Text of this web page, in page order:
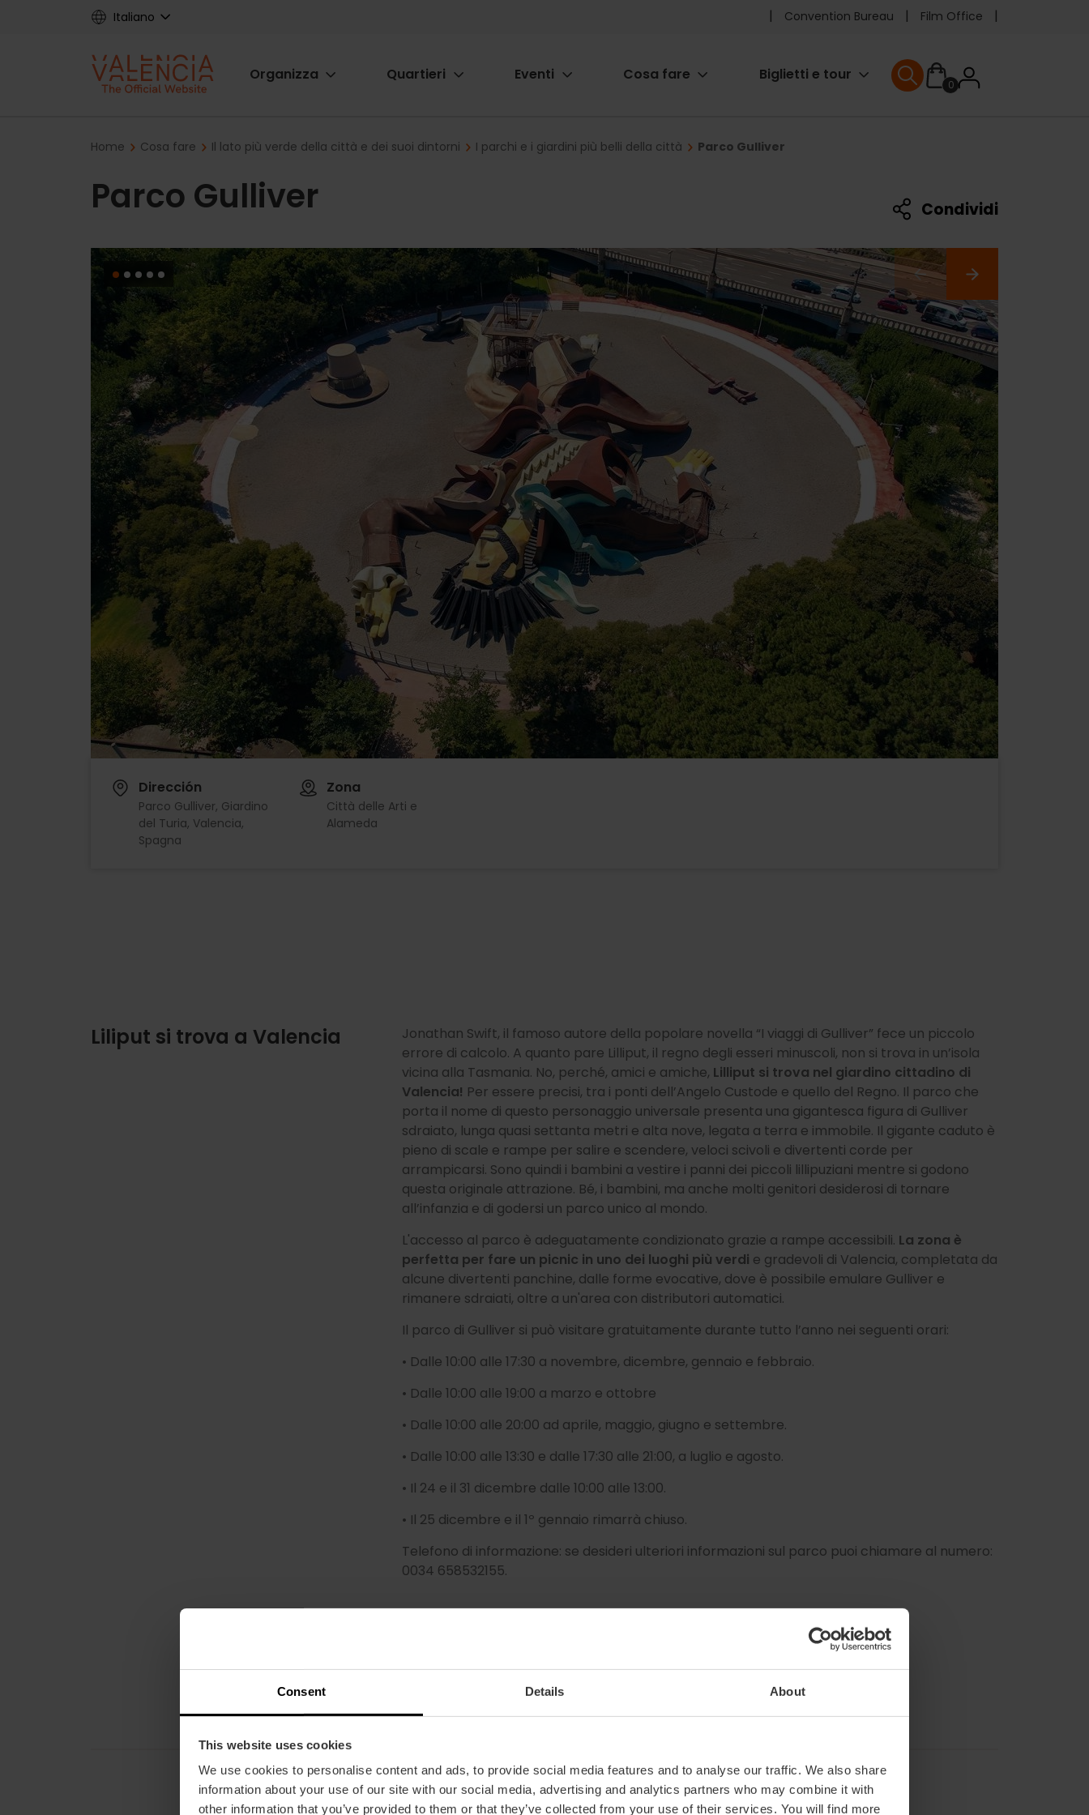
Consent Details About
This website uses cookies
We use cookies to personalise content and ads, to provide social media features and to analyse our traffic. We also share
information about your use of our site with our social media, advertising and analytics partners who may combine it with
other information that you’ve provided to them or that they’ve collected from your use of their services. You will find more
Italiano
Pre
header
Convention Bureau Film Office
Main
Organizza Quartieri Eventi Cosa fare Biglietti e tour
0User
User menu
Breadcrumb
Home Cosa fare Il lato più verde della città e dei suoi dintorni I parchi e i giardini più belli della città Parco Gulliver
Parco Gulliver Condividi
Dirección
Parco Gulliver, Giardino
del Turia, Valencia,
Spagna
Zona
Città delle Arti e
Alameda
Liliput si trova a Valencia
Jonathan Swift, il famoso autore della popolare novella “I viaggi di Gulliver” fece un piccolo
errore di calcolo. A quanto pare Lilliput, il regno degli esseri minuscoli, non si trova in un’isola
vicina alla Tasmania. No, perché, amici e amiche, Lilliput si trova nel giardino cittadino di
Valencia! Per essere precisi, tra i ponti dell’Angelo Custode e quello del Regno. Il parco che
porta il nome di questo personaggio universale presenta una gigantesca figura di Gulliver
sdraiato, lunga quasi settanta metri e alta nove, legata a terra e immobile. Il gigante caduto è
pieno di scale e rampe per salire e scendere, veloci scivoli e divertenti corde per
arrampicarsi. Sono quindi i bambini a vestire i panni dei piccoli lillipuziani mentre si godono
questa originale attrazione. Bé, i bambini, ma anche molti genitori desiderosi di tornare
all’infanzia e di godersi un parco unico al mondo.
L'accesso al parco è adeguatamente condizionato grazie a rampe accessibili. La zona è
perfetta per fare un picnic in uno dei luoghi più verdi e gradevoli di Valencia, completata da
alcune divertenti panchine, dalle forme evocative, dove è possibile emulare Gulliver e
rimanere sdraiati, oltre a un'area con distributori automatici.
Il parco di Gulliver si può visitare gratuitamente durante tutto l’anno nei seguenti orari:
• Dalle 10:00 alle 17:30 a novembre, dicembre, gennaio e febbraio.
• Dalle 10:00 alle 19:00 a marzo e ottobre
• Dalle 10:00 alle 20:00 ad aprile, maggio, giugno e settembre.
• Dalle 10:00 alle 13:30 e dalle 17:30 alle 21:00, a luglio e agosto.
• Il 24 e il 31 dicembre dalle 10:00 alle 13:00.
• Il 25 dicembre e il 1º gennaio rimarrà chiuso.
Telefono di informazione: se desideri ulteriori informazioni sul parco puoi chiamare al numero:
0034 658532155.